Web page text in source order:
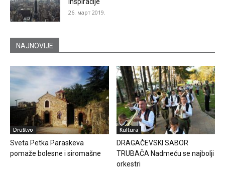
inspiracije
26. март 2019.
NAJNOVIJE
Društvo
Sveta Petka Paraskeva
pomaže bolesne i siromašne
Kultura
DRAGAČEVSKI SABOR
TRUBAČA Nadmeću se najbolji
orkestri